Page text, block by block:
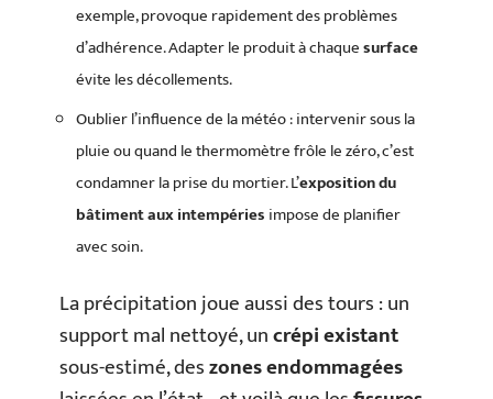
exemple, provoque rapidement des problèmes
d’adhérence. Adapter le produit à chaquesurface
évite les décollements.
Oublier l’influence de la météo : intervenir sous la
pluie ou quand le thermomètre frôle le zéro, c’est
condamner la prise du mortier. L’exposition du
bâtiment aux intempéries impose de planifier
avec soin.
La précipitation joue aussi des tours : un
support mal nettoyé, uncrépi existant
sous-estimé, deszones endommagées